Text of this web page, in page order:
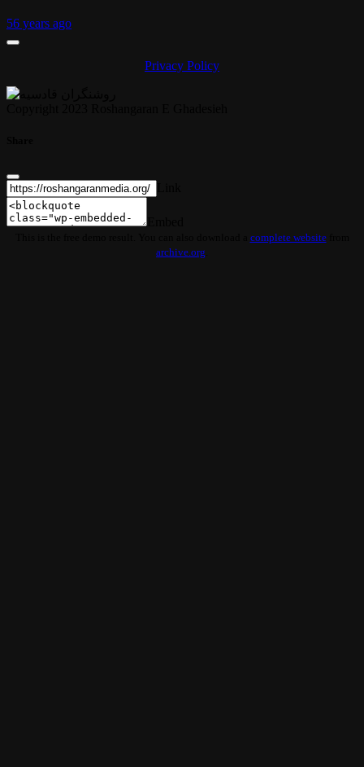
56 years ago
Privacy Policy
complete websitefrom
archive.org